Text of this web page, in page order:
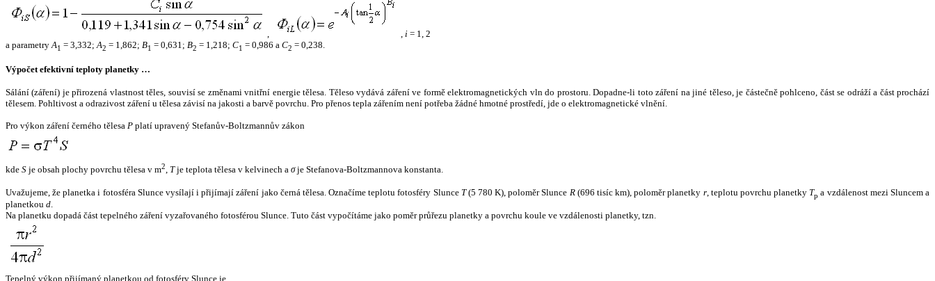
, , i = 1, 2
a parametryA1 = 3,332;A2 = 1,862; B1 = 0,631; B2 = 1,218; C1 = 0,986 a C2 = 0,238.
Výpočet efektivní teploty planetky …
Sálání (záření) je přirozená vlastnost těles, souvisí se změnami vnitřní energie tělesa. Těleso vydává záření ve formě elektromagnetických vln do prostoru. Dopadne-li toto záření na jiné těleso, je částečně pohlceno, část se odráží a část prochází
tělesem. Pohltivost a odrazivost záření u tělesa závisí na jakosti a barvě povrchu. Pro přenos tepla zářením není potřeba žádné hmotné prostředí, jde o elektromagnetické vlnění.
Pro výkon záření černého tělesa P platí upravený Stefanův-Boltzmannův zákon
kde S je obsah plochy povrchu tělesa v m2, Tje teplota tělesa v kelvinech a σje Stefanova-Boltzmannova konstanta.
Uvažujeme, že planetka i fotosféra Slunce vysílají i přijímají záření jako černá tělesa. Označíme teplotu fotosféry Slunce T(5 780 K), poloměr Slunce R(696 tisíc km), poloměr planetky r, teplotu povrchu planetky Tp a vzdálenost mezi Sluncem a
planetkou d.
Na planetku dopadá část tepelného záření vyzařovaného fotosférou Slunce. Tuto část vypočítáme jako poměr průřezu planetky a povrchu koule ve vzdálenosti planetky, tzn.
Tepelný výkon přijímaný planetkou od fotosféry Slunce je